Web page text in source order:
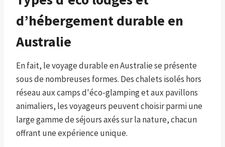
d’hébergement durable en
Australie
En fait, le voyage durable en Australie se présente
sous de nombreuses formes. Des chalets isolés hors
réseau aux camps d'éco-glamping et aux pavillons
animaliers, les voyageurs peuvent choisir parmi une
large gamme de séjours axés sur la nature, chacun
offrant une expérience unique.